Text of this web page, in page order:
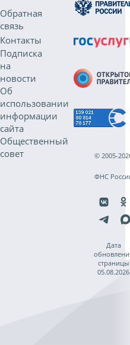
Обратная
связь
Контакты
Подписка
на
новости
Об
использовании
информации
сайта
Общественный
совет
© 2005-
ФНС
Дата
страницы
05.08.2026